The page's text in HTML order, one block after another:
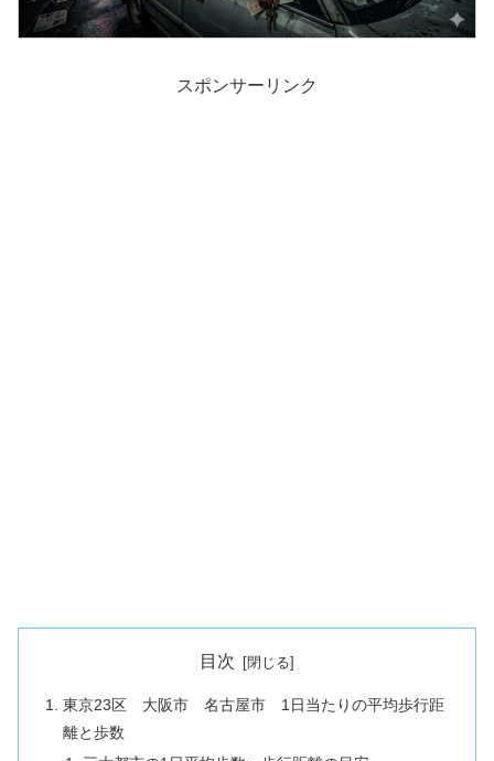
スポンサーリンク
目次
東京23区 大阪市 名古屋市 1日当たりの平均歩行距
離と歩数